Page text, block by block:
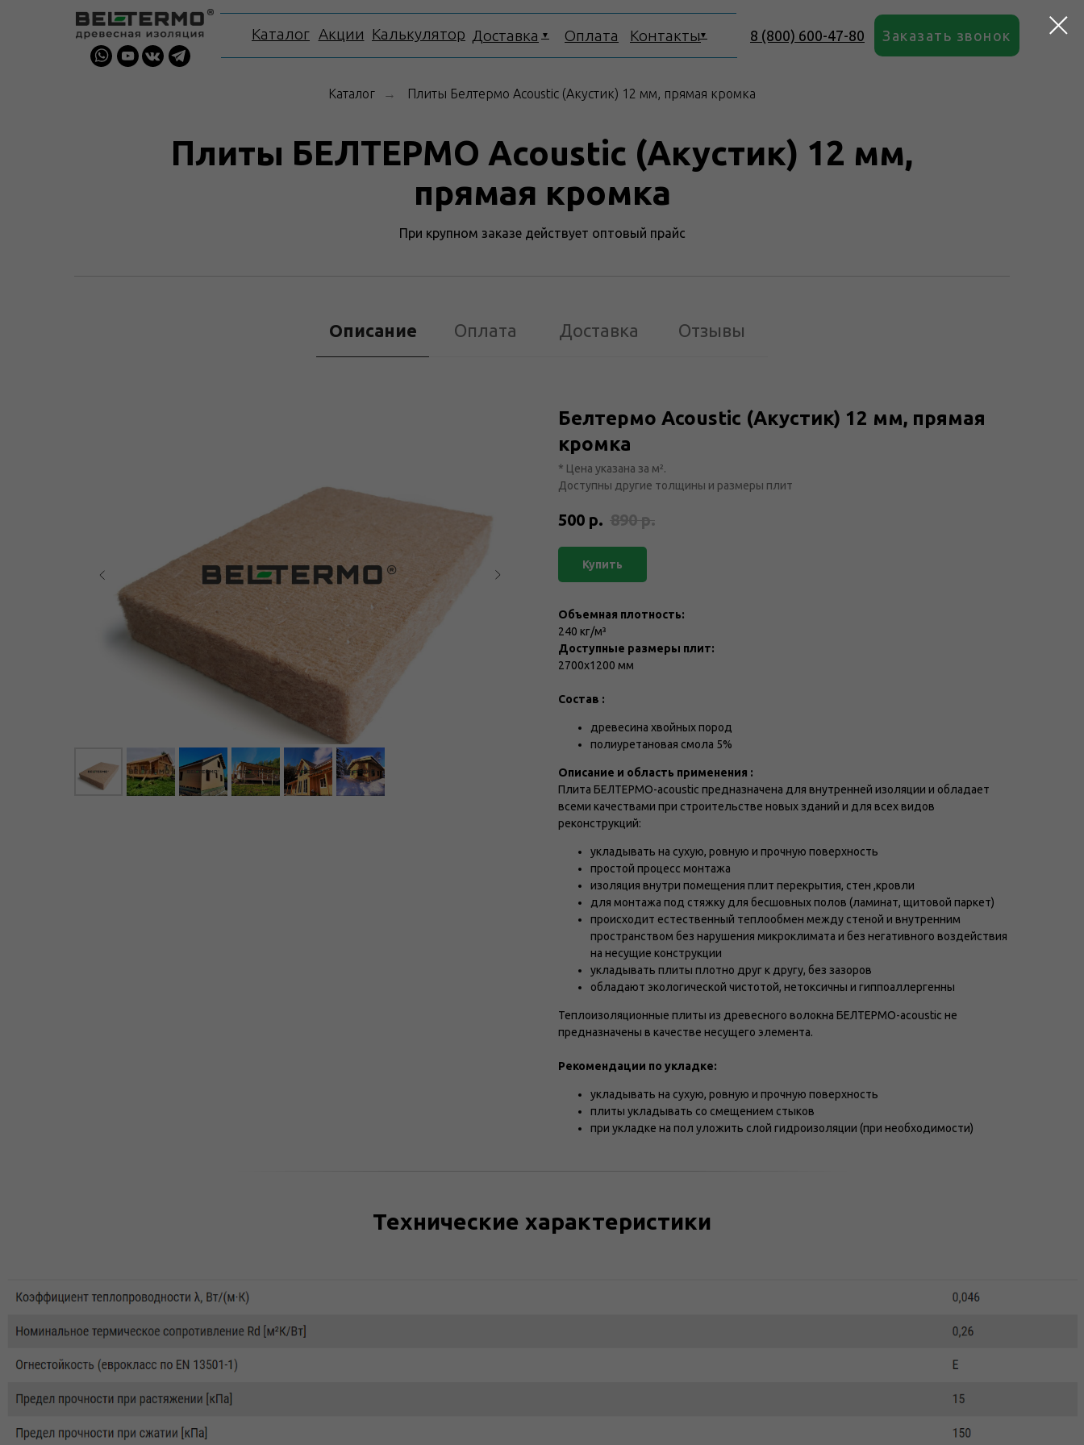
8 (800) 600-47-80 Заказать звонок
Доставка
Калькулятор Контакты
Каталог ▼ ▼
Акции Оплата
Каталог → Плиты Белтермо Acoustic (Акустик) 12 мм, прямая кромка
Плиты БЕЛТЕРМО Acoustic (Акустик) 12 мм,
прямая кромка
При крупном заказе действует оптовый прайс
Описание Оплата Доставка Отзывы
Белтермо Acoustic (Акустик) 12 мм, прямая
кромка
* Цена указана за м².
Доступны другие толщины и размеры плит
500 р. 890 р.
Купить
Объемная плотность:
240 кг/м³
Доступные размеры плит:
2700х1200 мм
Состав :
древесина хвойных пород
полиуретановая смола 5%
Описание и область применения :
Плита БЕЛТЕРМО-acoustic предназначена для внутренней изоляции и обладает
всеми качествами при строительстве новых зданий и для всех видов
реконструкций:
укладывать на сухую, ровную и прочную поверхность
простой процесс монтажа
изоляция внутри помещения плит перекрытия, стен ,кровли
для монтажа под стяжку для бесшовных полов (ламинат, щитовой паркет)
происходит естественный теплообмен между стеной и внутренним
пространством без нарушения микроклимата и без негативного воздействия
на несущие конструкции
укладывать плиты плотно друг к другу, без зазоров
обладают экологической чистотой, нетоксичны и гиппоаллергенны
Теплоизоляционные плиты из древесного волокна БЕЛТЕРМО-acoustic не
предназначены в качестве несущего элемента.
Рекомендации по укладке:
укладывать на сухую, ровную и прочную поверхность
плиты укладывать со смещением стыков
при укладке на пол уложить слой гидроизоляции (при необходимости)
Технические характеристики